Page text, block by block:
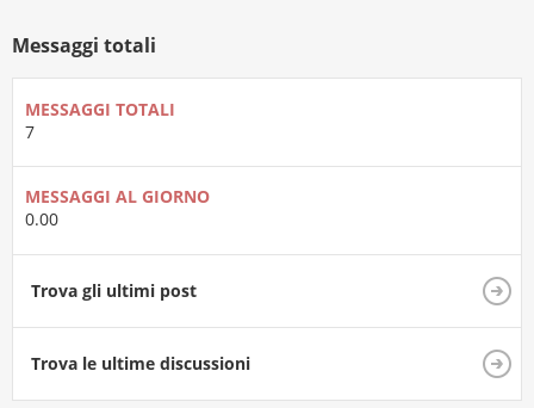
Messaggi totali
MESSAGGI TOTALI
7
MESSAGGI AL GIORNO
0.00
Trova gli ultimi post
Trova le ultime discussioni